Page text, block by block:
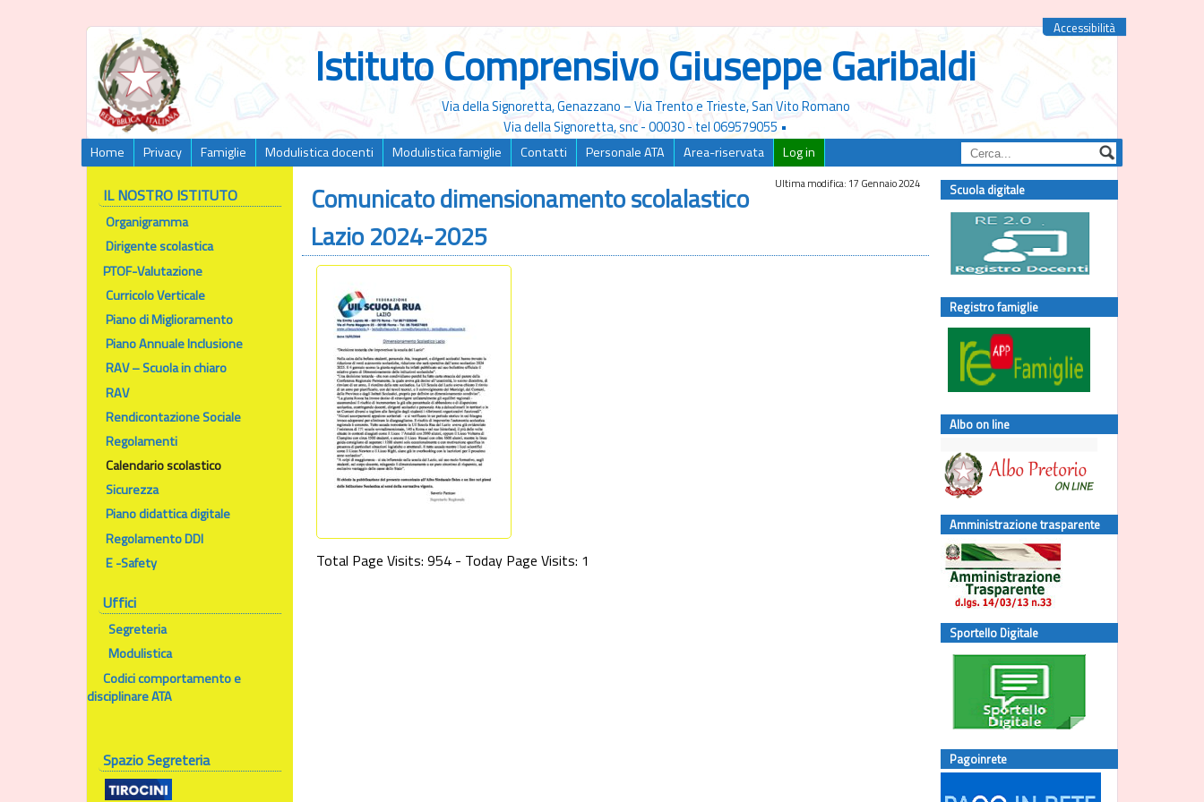
Accessibilità
Istituto Comprensivo Giuseppe Garibaldi
Via della Signoretta, Genazzano – Via Trento e Trieste, San Vito Romano
Via della Signoretta, snc - 00030 - tel 069579055 •
Home Privacy Famiglie Modulistica docenti Modulistica famiglie Contatti Personale ATA Area-riservata Log in
IL NOSTRO ISTITUTO
Organigramma
Dirigente scolastica
PTOF-Valutazione
Curricolo Verticale
Piano di Miglioramento
Piano Annuale Inclusione
RAV – Scuola in chiaro
RAV
Rendicontazione Sociale
Regolamenti
Calendario scolastico
Sicurezza
Piano didattica digitale
Regolamento DDI
E -Safety
Uffici
Segreteria
Modulistica
Codici comportamento e
disciplinare ATA
Spazio Segreteria
Ultima modifica: 17 Gennaio 2024
Comunicato dimensionamento scolalastico
Lazio 2024-2025
Total Page Visits: 954 - Today Page Visits: 1
Scuola digitale
Registro famiglie
Albo on line
Amministrazione trasparente
Sportello Digitale
Pagoinrete